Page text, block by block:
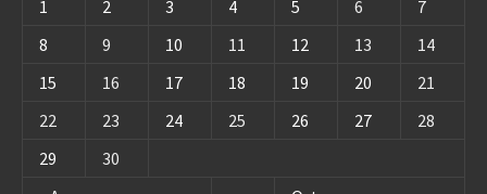
1 2 3 4 5 6
7
8
9 10 11 12 13
14
15
16 17 18 19 20
21
22
23 24 25 26 27
28
29
30